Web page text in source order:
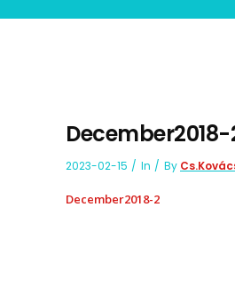
December2018-
2023-02-15 In By
December2018-2